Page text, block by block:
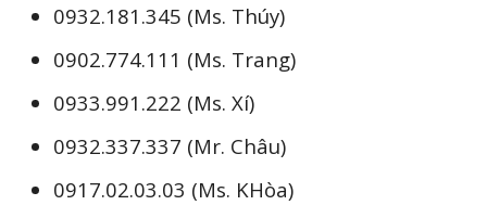
0932.181.345 (Ms. Thúy)
0902.774.111 (Ms. Trang)
0933.991.222 (Ms. Xí)
0932.337.337 (Mr. Châu)
0917.02.03.03 (Ms. KHòa)